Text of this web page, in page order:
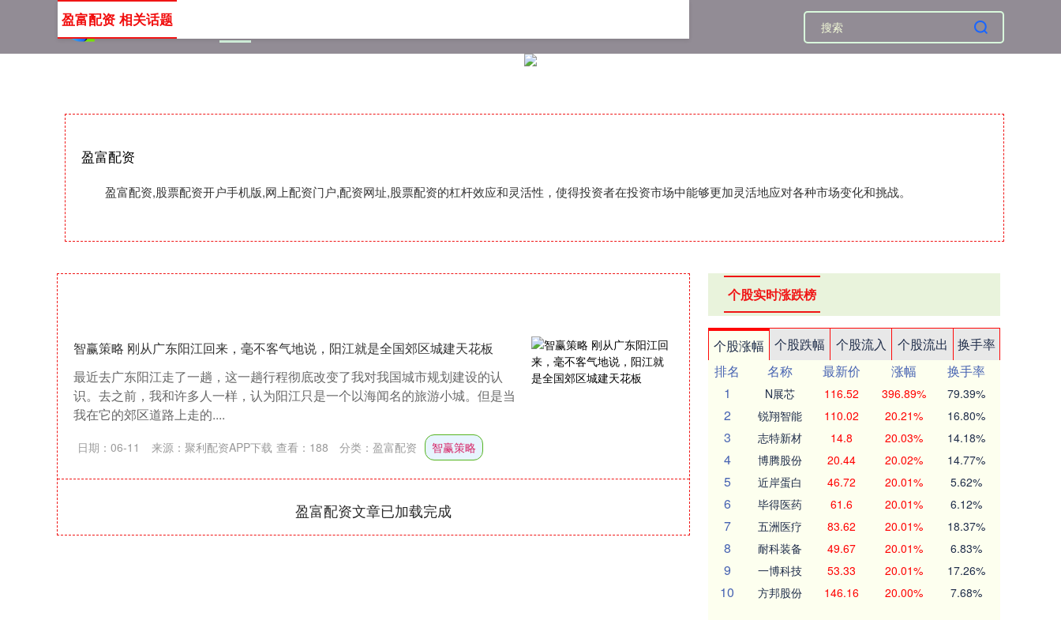
盈富配资
盈富配资,股票配资开户手机版,网上配资门户,配资网址,股票配资的杠杆效应和灵活性，使得投资者在投资市场中能够更加灵活地应对各种市场变化和挑战。
盈富配资 相关话题
智赢策略 刚从广东阳江回来，毫不客气地说，阳江就是全国郊区城建天花板
最近去广东阳江走了一趟，这一趟行程彻底改变了我对我国城市规划建设的认
识。去之前，我和许多人一样，认为阳江只是一个以海闻名的旅游小城。但是当
我在它的郊区道路上走的....
日期：06-11 来源：聚利配资APP下载 查看： 188 分类： 盈富配资 智赢策略
盈富配资文章已加载完成
个股实时涨跌榜
个股涨幅 个股跌幅 个股流入 个股流出
换手率
排名
名称 最新价 涨幅
换手率
1
N展芯 116.52 396.89% 79.39%
2 锐翔智能 110.02 20.21% 16.80%
3 志特新材 14.8 20.03% 14.18%
4 博腾股份 20.44 20.02% 14.77%
5 近岸蛋白 46.72 20.01% 5.62%
6 毕得医药 61.6 20.01% 6.12%
7 五洲医疗 83.62 20.01% 18.37%
8 耐科装备 49.67 20.01% 6.83%
9 一博科技 53.33 20.01% 17.26%
10 方邦股份 146.16 20.00% 7.68%